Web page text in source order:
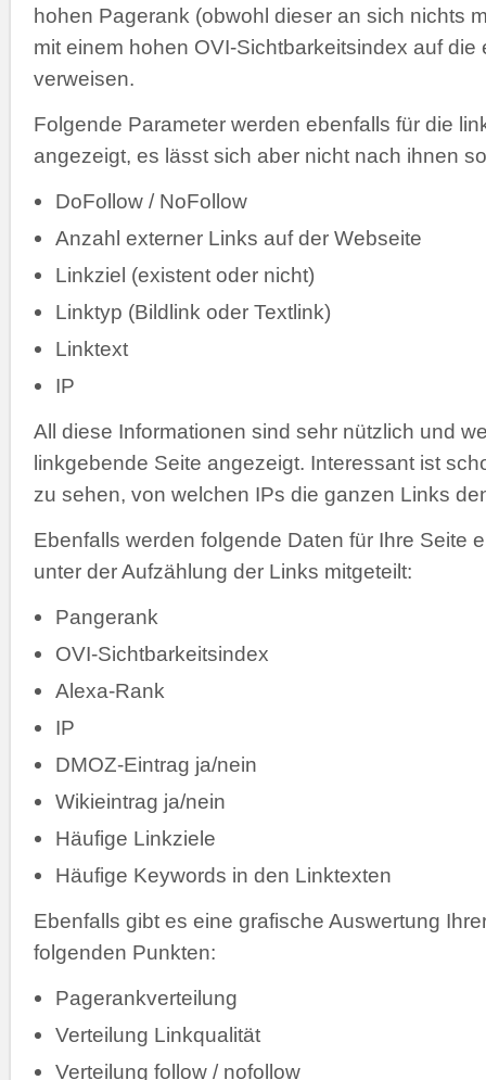
hohen Pagerank (obwohl dieser an sich nichts
mit einem hohen OVI-Sichtbarkeitsindex auf die
verweisen.
Folgende Parameter werden ebenfalls für die
angezeigt, es lässt sich aber nicht nach ihnen
DoFollow / NoFollow
Anzahl externer Links auf der Webseite
Linkziel (existent oder nicht)
Linktyp (Bildlink oder Textlink)
Linktext
IP
All diese Informationen sind sehr nützlich und
linkgebende Seite angezeigt. Interessant ist
zu sehen, von welchen IPs die ganzen Links
Ebenfalls werden folgende Daten für Ihre Seite
unter der Aufzählung der Links mitgeteilt:
Pangerank
OVI-Sichtbarkeitsindex
Alexa-Rank
IP
DMOZ-Eintrag ja/nein
Wikieintrag ja/nein
Häufige Linkziele
Häufige Keywords in den Linktexten
Ebenfalls gibt es eine grafische Auswertung
folgenden Punkten:
Pagerankverteilung
Verteilung Linkqualität
Verteilung follow / nofollow